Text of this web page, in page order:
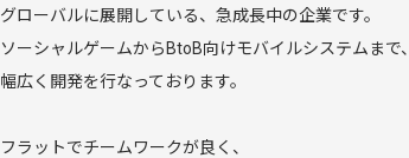
グローバルに展開している、急成長中の企業です。
ソーシャルゲームからBtoB向けモバイルシステムまで、
幅広く開発を行なっております。
フラットでチームワークが良く、